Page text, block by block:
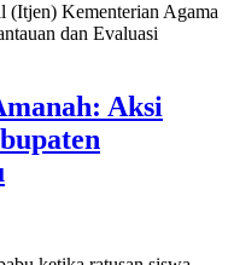
(Itjen) Kementerian Agama
dan Evaluasi
Aksi